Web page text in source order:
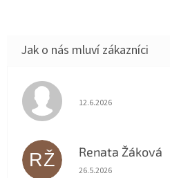
Hodnocení obchodu je
12.6.2026
RŽ Renata Žáková
Hodnocení obchodu je
26.5.2026